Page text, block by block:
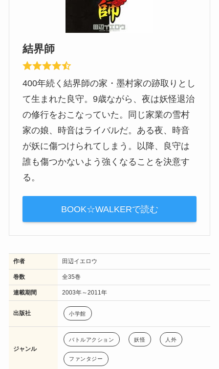
結界師
400年続く結界師の家・墨村家の跡取りとし
て生まれた良守。9歳ながら、夜は妖怪退治
の修行をおこなっていた。同じ家業の雪村
家の娘、時音はライバルだ。ある夜、時音
が妖に傷つけられてしまう。以降、良守は
誰も傷つかないよう強くなることを決意す
る。
BOOK☆WALKERで読む
作者 田辺イエロウ
巻数 全35巻
連載期間 2003年～2011年
出版社 小学館
ジャンル
バトルアクション 妖怪 人外
ファンタジー